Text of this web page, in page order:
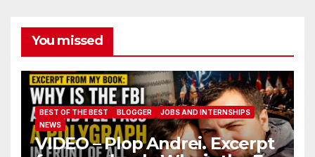
You missed
BEST OF THE BEST BLOGGER
JOBS AND INTERNSHIPS
NEWS
VIDEO – Plop Andrei. Excerpt